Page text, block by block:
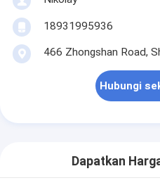
18931995936
466 Zhongshan Road,
Hubungi
Dapatkan